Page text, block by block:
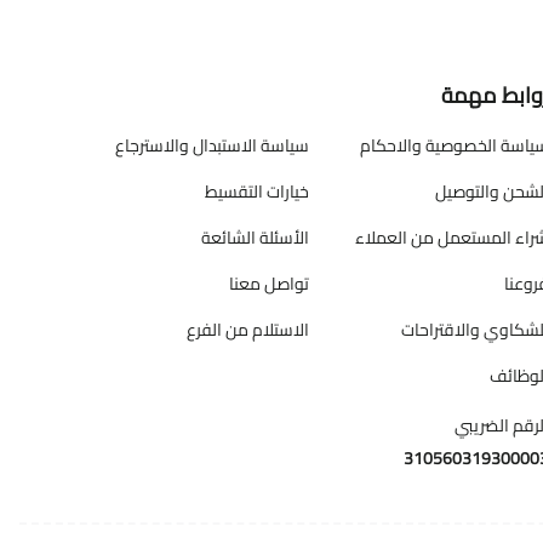
مهمة
الخصوصية والاحكام
سياسة الاستبدال والاسترجاع
والتوصيل
خيارات التقسيط
المستعمل من العملاء
الأسئلة الشائعة
تواصل معنا
والاقتراحات
الاستلام من الفرع
الضريبي